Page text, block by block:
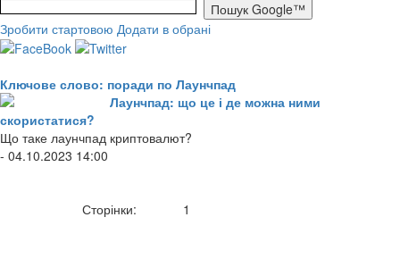
Зробити стартовою Додати в обрані
Ключове слово: поради по Лаунчпад
Лаунчпад: що це і де можна ними
скористатися?
Що таке лаунчпад криптовалют?
- 04.10.2023 14:00
Сторінки: 1